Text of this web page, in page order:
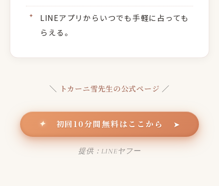
LINEアプリからいつでも手軽に占っても
らえる。
＼ トカーニ雪先生の公式ページ ／
✦ 初回10分間無料はここから ➤
提供：LINEヤフー